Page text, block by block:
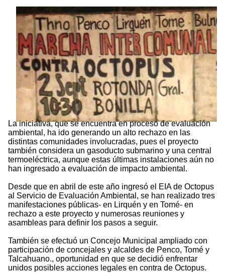
La iniciativa, que se encuentra en proceso de evaluación
ambiental, ha ido generando un alto rechazo en las
distintas comunidades involucradas, pues el proyecto
también considera un gasoducto submarino y una central
termoeléctrica, aunque estas últimas instalaciones aún no
han ingresado a evaluación de impacto ambiental.
Desde que en abril de este año ingresó el EIA de Octopus
al Servicio de Evaluación Ambiental, se han realizado tres
manifestaciones públicas- en Lirquén y en Tomé- en
rechazo a este proyecto y numerosas reuniones y
asambleas para definir los pasos a seguir.
También se efectuó un Concejo Municipal ampliado con
participación de concejales y alcaldes de Penco, Tomé y
Talcahuano., oportunidad en que se decidió enfrentar
unidos posibles acciones legales en contra de Octopus.